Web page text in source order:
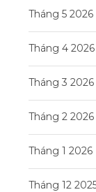
Tháng 5 2026
Tháng 4 2026
Tháng 3 2026
Tháng 2 2026
Tháng 1 2026
Tháng 12